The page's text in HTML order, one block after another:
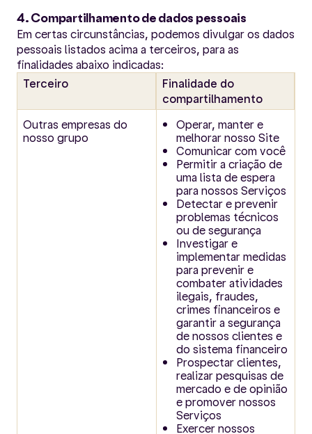
4. Compartilhamento de dados pessoais
Em certas circunstâncias, podemos divulgar os dados
pessoais listados acima a terceiros, para as
finalidades abaixo indicadas:
Terceiro
Finalidade do
compartilhamento
Outras empresas do
nosso grupo
Operar, manter e
melhorar nosso Site
Comunicar com você
Permitir a criação de
uma lista de espera
para nossos Serviços
Detectar e prevenir
problemas técnicos
ou de segurança
Investigar e
implementar medidas
para prevenir e
combater atividades
ilegais, fraudes,
crimes financeiros e
garantir a segurança
de nossos clientes e
do sistema financeiro
Prospectar clientes,
realizar pesquisas de
mercado e de opinião
e promover nossos
Serviços
Exercer nossos